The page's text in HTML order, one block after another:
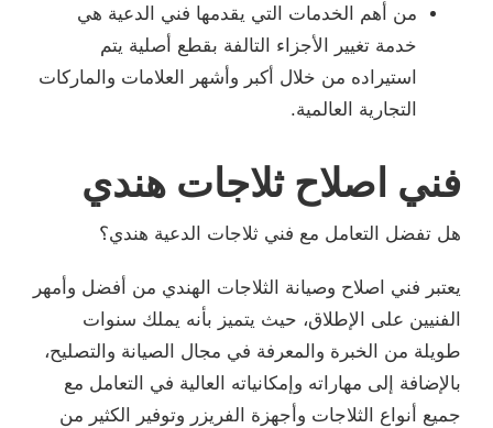
من أهم الخدمات التي يقدمها فني الدعية هي
خدمة تغيير الأجزاء التالفة بقطع أصلية يتم
استيراده من خلال أكبر وأشهر العلامات والماركات
التجارية العالمية.
فني اصلاح ثلاجات هندي
هل تفضل التعامل مع فني ثلاجات الدعية هندي؟
يعتبر فني اصلاح وصيانة الثلاجات الهندي من أفضل وأمهر
الفنيين على الإطلاق، حيث يتميز بأنه يملك سنوات
طويلة من الخبرة والمعرفة في مجال الصيانة والتصليح،
بالإضافة إلى مهاراته وإمكانياته العالية في التعامل مع
جميع أنواع الثلاجات وأجهزة الفريزر وتوفير الكثير من